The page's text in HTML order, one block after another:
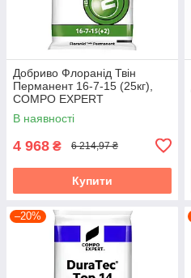
Добриво Флоранід Твін
Перманент 16-7-15 (25кг),
COMPO EXPERT
В наявності
4 968 ₴ 6 214,97 ₴
Купити
–20%